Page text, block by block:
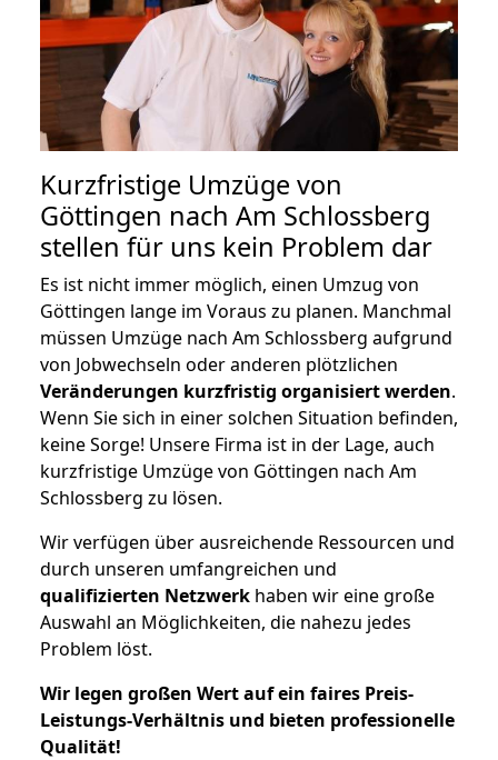
Kurzfristige Umzüge von
Göttingen nach Am Schlossberg
stellen für uns kein Problem dar
Es ist nicht immer möglich, einen Umzug von
Göttingen lange im Voraus zu planen. Manchmal
müssen Umzüge nach Am Schlossberg aufgrund
von Jobwechseln oder anderen plötzlichen
Veränderungen kurzfristig organisiert werden.
Wenn Sie sich in einer solchen Situation befinden,
keine Sorge! Unsere Firma ist in der Lage, auch
kurzfristige Umzüge von Göttingen nach Am
Schlossberg zu lösen.
Wir verfügen über ausreichende Ressourcen und
durch unseren umfangreichen und
qualifizierten Netzwerk haben wir eine große
Auswahl an Möglichkeiten, die nahezu jedes
Problem löst.
Wir legen großen Wert auf ein faires Preis-
Leistungs-Verhältnis und bieten professionelle
Qualität!